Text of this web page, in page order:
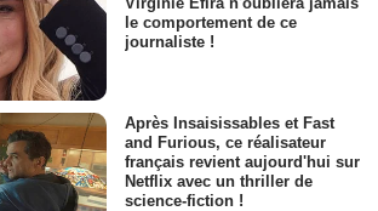
le comportement de ce
journaliste !
Après Insaisissables et Fast
and Furious, ce réalisateur
français revient aujourd'hui sur
Netflix avec un thriller de
science-fiction !